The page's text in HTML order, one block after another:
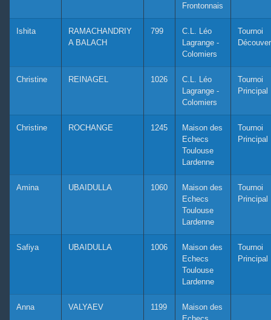
Frontonnais
Ishita
RAMACHANDRIY
A BALACH
799
C.L. Léo
Lagrange -
Colomiers
Tournoi
Christine REINAGEL 1026
C.L. Léo
Lagrange -
Colomiers
Tournoi
Principal
Christine ROCHANGE 1245
Maison des
Echecs
Toulouse
Lardenne
Tournoi
Principal
Amina UBAIDULLA 1060
Maison des
Echecs
Toulouse
Lardenne
Tournoi
Principal
Safiya UBAIDULLA 1006
Maison des
Echecs
Toulouse
Lardenne
Tournoi
Principal
Anna VALYAEV 1199
Maison des
Echecs